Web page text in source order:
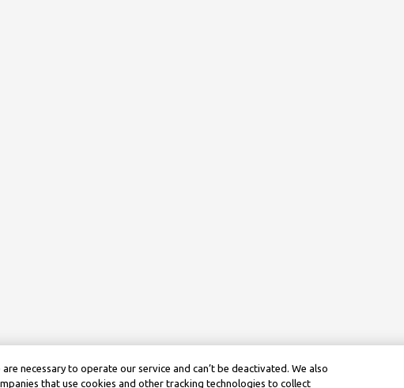
necessary to operate our service and can’t be deactivated. We also
that use cookies and other tracking technologies to collect